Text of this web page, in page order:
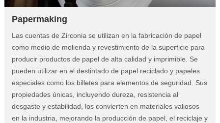
Papermaking
Las cuentas de Zirconia se utilizan en la fabricación de papel
como medio de molienda y revestimiento de la superficie para
producir productos de papel de alta calidad y imprimible. Se
pueden utilizar en el destintado de papel reciclado y papeles
especiales como los billetes para elementos de seguridad. Sus
propiedades únicas, incluyendo dureza, resistencia al
desgaste y estabilidad, los convierten en materiales valiosos
en la industria, mejorando la producción de papel, el reciclaje y